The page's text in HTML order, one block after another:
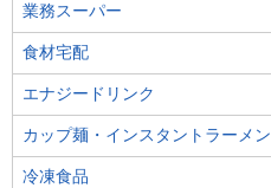
業務スーパー
食材宅配
エナジードリンク
カップ麺・インスタントラーメン
冷凍食品